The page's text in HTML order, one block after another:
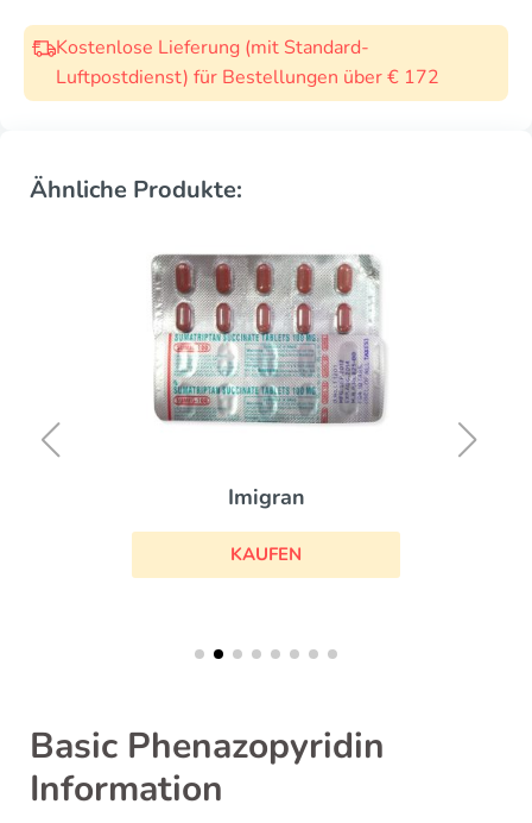
Kostenlose Lieferung (mit Standard-
Luftpostdienst) für Bestellungen über € 172
Ähnliche Produkte:
Imigran
KAUFEN
Basic Phenazopyridin
Information